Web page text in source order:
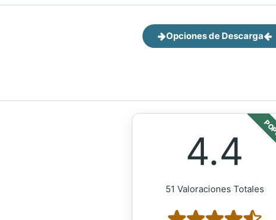
Opciones de Descarga
4.4
51 Valoraciones Totales